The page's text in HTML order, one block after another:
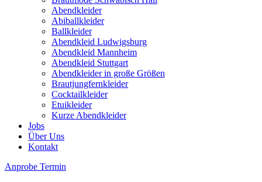
Abendkleider
Abiballkleider
Ballkleider
Abendkleid Ludwigsburg
Abendkleid Mannheim
Abendkleid Stuttgart
Abendkleider in große Größen
Brautjungfernkleider
Cocktailkleider
Etuikleider
Kurze Abendkleider
Jobs
Über Uns
Kontakt
Anprobe Termin